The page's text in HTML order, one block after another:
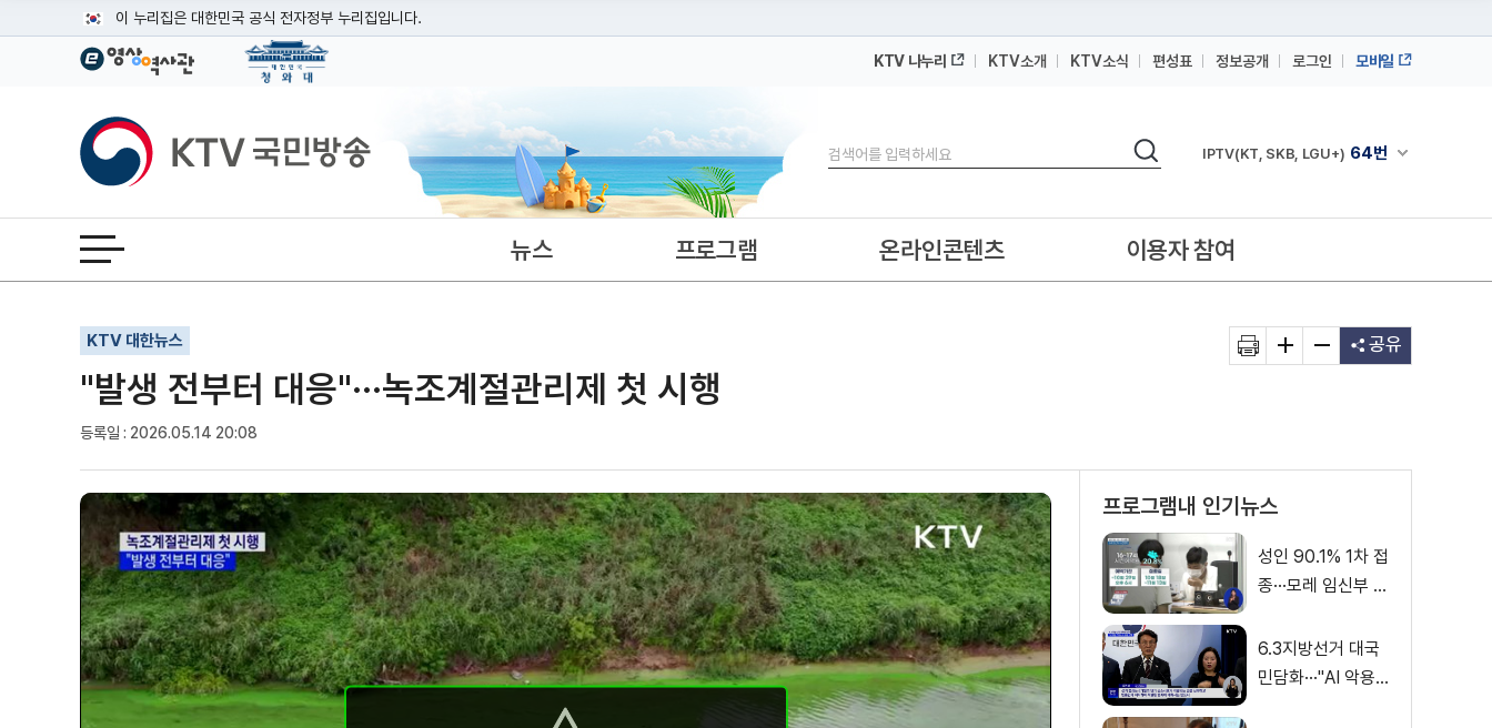
이 누리집은 대한민국 공식 전자정부 누리집입니다.
공식 누리집 주소 확인하기
이밖에 or.kr 또는 .kr등 다른 도메인 주소를 사용하고 있다면 아래 URL에서 도메인 주소를 확인해 보세요
운영중인 공식 누리집보기
KTV 나누리 KTV소개 KTV소식 편성표 정보공개 로그인 모바일
KTV국민방송
검색
검색 채널안내 펼쳐
IPTV(KT, SKB, LGU+) 64번
IPTV(KT, SKB, LGU+)
전체메뉴 열기 뉴스 프로그램 온라인콘텐츠 이용자 참여
KTV 대한뉴스
"발생 전부터 대응"···녹조계절관리제 첫 시행
등록일 : 2026.05.14 20:08
기사인쇄
글자확대
글자축소 공유
프로그램내 인기뉴스
성인 90.1% 1차 접
종···모레 임신부 사
6.3지방선거 대국
민담화···"AI 악용